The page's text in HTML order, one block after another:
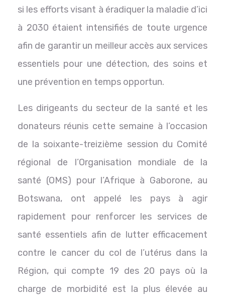
si les efforts visant à éradiquer la maladie d’ici
à 2030 étaient intensifiés de toute urgence
afin de garantir un meilleur accès aux services
essentiels pour une détection, des soins et
une prévention en temps opportun.
Les dirigeants du secteur de la santé et les
donateurs réunis cette semaine à l’occasion
de la soixante-treizième session du Comité
régional de l’Organisation mondiale de la
santé (OMS) pour l’Afrique à Gaborone, au
Botswana, ont appelé les pays à agir
rapidement pour renforcer les services de
santé essentiels afin de lutter efficacement
contre le cancer du col de l’utérus dans la
Région, qui compte 19 des 20 pays où la
charge de morbidité est la plus élevée au